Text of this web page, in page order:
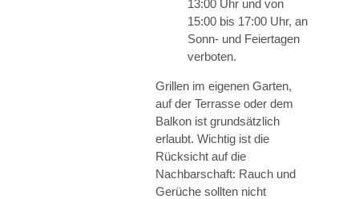
13:00 Uhr und von
15:00 bis 17:00 Uhr, an
Sonn- und Feiertagen
verboten.
Grillen im eigenen Garten,
auf der Terrasse oder dem
Balkon ist grundsätzlich
erlaubt. Wichtig ist die
Rücksicht auf die
Nachbarschaft: Rauch und
Gerüche sollten nicht